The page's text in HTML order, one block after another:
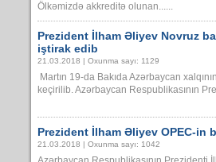
Ölkəmizdə akkreditə olunan......
Prezident İlham Əliyev Novruz
iştirak edib
21.03.2018 | Oxunma sayı: 1129
Martın 19-da Bakıda Azərbaycan
keçirilib. Azərbaycan Respublikasının
Prezident İlham Əliyev OPEC-in
21.03.2018 | Oxunma sayı: 1042